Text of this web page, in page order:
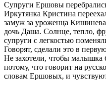
Супруги Ершовы
Иркутянка Кристина
замуж за уроженца
дочь Даша. Солнце, тепло,
супруги с легкостью
Говорят, сделали это в
Не захотели, чтобы малышка
потому, что говорит на
словам Ершовых, и